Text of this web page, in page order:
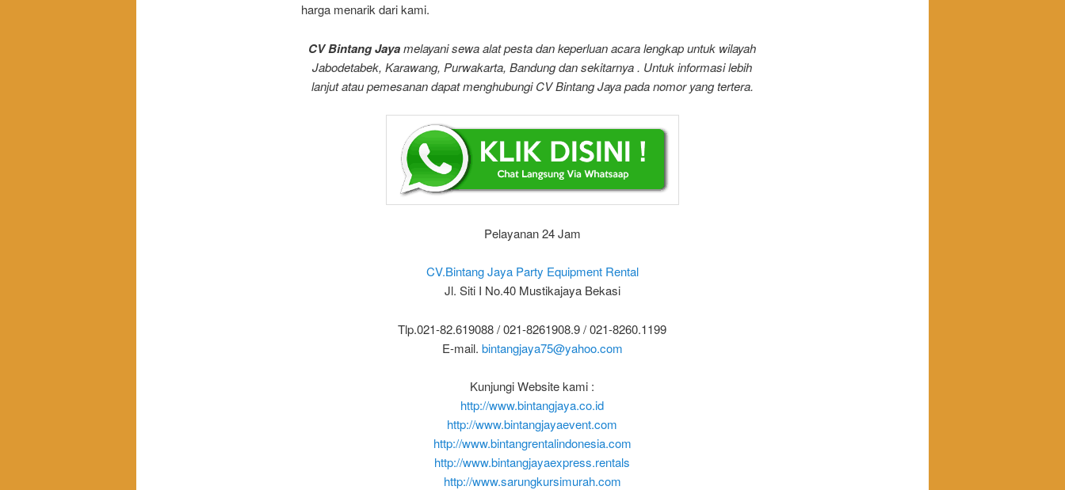
harga menarik dari kami.
CV Bintang Jayamelayani sewa alat pesta dan keperluan acara lengkap untuk wilayah
Jabodetabek, Karawang, Purwakarta, Bandung dan sekitarnya . Untuk informasi lebih
lanjut atau pemesanan dapat menghubungi CV Bintang Jaya pada nomor yang tertera.
Pelayanan 24 Jam
CV.Bintang Jaya Party Equipment Rental
Jl. Siti I No.40 Mustikajaya Bekasi
Tlp.021-82.619088 / 021-8261908.9 / 021-8260.1199
E-mail. bintangjaya75@yahoo.com
Kunjungi Website kami :
http://www.bintangjaya.co.id
http://www.bintangjayaevent.com
http://www.bintangrentalindonesia.com
http://www.bintangjayaexpress.rentals
http://www.sarungkursimurah.com